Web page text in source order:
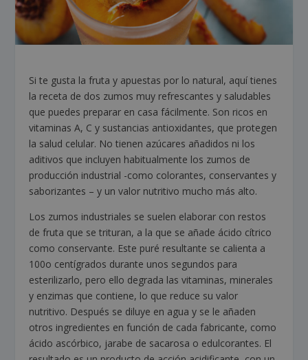
Si te gusta la fruta y apuestas por lo natural, aquí tienes
la receta de dos zumos muy refrescantes y saludables
que puedes preparar en casa fácilmente. Son ricos en
vitaminas A, C y sustancias antioxidantes, que protegen
la salud celular. No tienen azúcares añadidos ni los
aditivos que incluyen habitualmente los zumos de
producción industrial -como colorantes, conservantes y
saborizantes – y un valor nutritivo mucho más alto.
Los zumos industriales se suelen elaborar con restos
de fruta que se trituran, a la que se añade ácido cítrico
como conservante. Este puré resultante se calienta a
100o centígrados durante unos segundos para
esterilizarlo, pero ello degrada las vitaminas, minerales
y enzimas que contiene, lo que reduce su valor
nutritivo. Después se diluye en agua y se le añaden
otros ingredientes en función de cada fabricante, como
ácido ascórbico, jarabe de sacarosa o edulcorantes. El